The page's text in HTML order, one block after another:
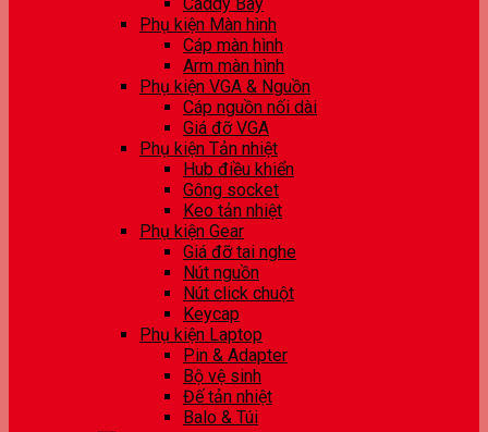
Phụ kiện Màn hình
Cáp màn hình
Arm màn hình
Phụ kiện VGA & Nguồn
Cáp nguồn nối dài
Giá đỡ VGA
Phụ kiện Tản nhiệt
Hub điều khiển
Gông socket
Keo tản nhiệt
Phụ kiện Gear
Giá đỡ tai nghe
Nút nguồn
Nút click chuột
Keycap
Phụ kiện Laptop
Pin & Adapter
Bộ vệ sinh
Đế tản nhiệt
Balo & Túi